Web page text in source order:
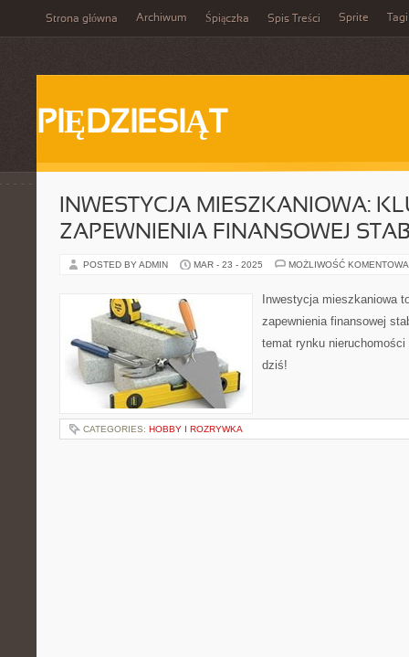
Strona główna Archiwum Śpiączka Spis Treści Sprite Tagi
PIĘDZIESIĄT
INWESTYCJA MIESZKANIOWA:
ZAPEWNIENIA FINANSOWEJ
POSTED BY ADMIN MAR - 23 - 2025 MOŻLIWOŚĆ
Inwestycja mieszkaniowa
zapewnienia finansowej
temat rynku
dziś!
CATEGORIES: HOBBY I ROZRYWKA